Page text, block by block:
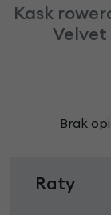
Kask
Velvet
Brak
Raty